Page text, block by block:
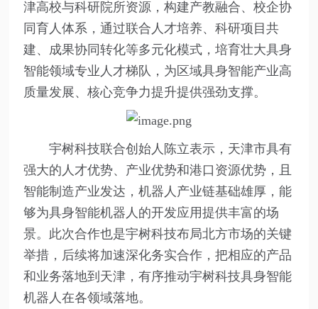
津高校与科研院所资源，构建产教融合、校企协
同育人体系，通过联合人才培养、科研项目共
建、成果协同转化等多元化模式，培育壮大具身
智能领域专业人才梯队，为区域具身智能产业高
质量发展、核心竞争力提升提供强劲支撑。
宇树科技联合创始人陈立表示，天津市具有
强大的人才优势、产业优势和港口资源优势，且
智能制造产业发达，机器人产业链基础雄厚，能
够为具身智能机器人的开发应用提供丰富的场
景。此次合作也是宇树科技布局北方市场的关键
举措，后续将加速深化务实合作，把相应的产品
和业务落地到天津，有序推动宇树科技具身智能
机器人在各领域落地。